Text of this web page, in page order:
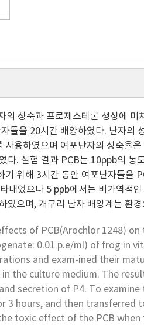
의 성숙과 프로제스테론 생성에
자들을 20시간 배양하였다. 난자
용하였으며 여포난자의 성숙율은
다. 실험 결과 PCB는 10ppb의 농
기 위해 3시간 동안 여포난자들을
내었으나 5 ppb에서는 비가역적
였으며, 개구리 난자 배양계는 환
of PCB(Arochlor 1248)
0.01 p.e/ml) of frog in
and exam-ined their
the culture medium. The
secretion of P4. To
3 hours, and then transferred
toxic effect of the PCB